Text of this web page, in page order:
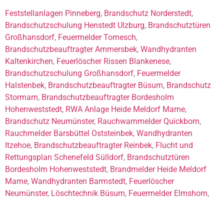
Feststellanlagen Pinneberg, Brandschutz Norderstedt,
Brandschutzschulung Henstedt Ulzburg, Brandschutztüren
Großhansdorf, Feuermelder Tornesch,
Brandschutzbeauftragter Ammersbek, Wandhydranten
Kaltenkirchen, Feuerlöscher Rissen Blankenese,
Brandschutzschulung Großhansdorf, Feuermelder
Halstenbek, Brandschutzbeauftragter Büsum, Brandschutz
Stormarn, Brandschutzbeauftragter Bordesholm
Hohenweststedt, RWA Anlage Heide Meldorf Marne,
Brandschutz Neumünster, Rauchwarnmelder Quickborn,
Rauchmelder Barsbüttel Oststeinbek, Wandhydranten
Itzehoe, Brandschutzbeauftragter Reinbek, Flucht und
Rettungsplan Schenefeld Sülldorf, Brandschutztüren
Bordesholm Hohenweststedt, Brandmelder Heide Meldorf
Marne, Wandhydranten Barmstedt, Feuerlöscher
Neumünster, Löschtechnik Büsum, Feuermelder Elmshorn,